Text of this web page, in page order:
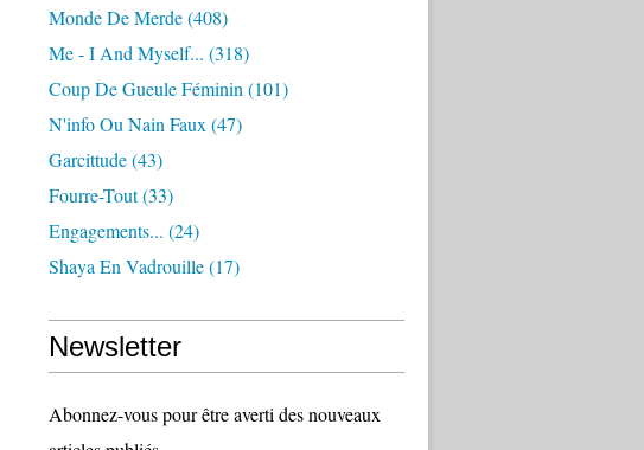
Monde De Merde(408)
Me - I And Myself... (318)
Coup De Gueule Féminin (101)
N'info Ou Nain Faux (47)
Garcittude(43)
Fourre-Tout(33)
Engagements... (24)
Shaya En Vadrouille(17)
Newsletter
Abonnez-vous pour être averti des nouveaux